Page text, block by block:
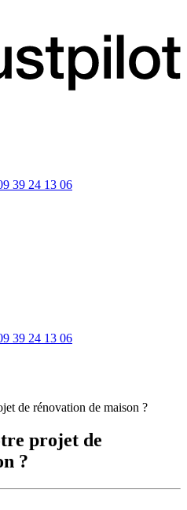
39 24 13 06
39 24 13 06
de rénovation de maison ?
projet de
?